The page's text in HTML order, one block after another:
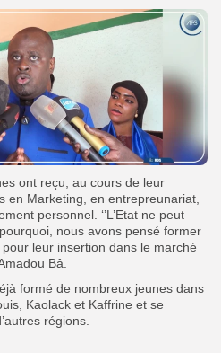
ont reçu, au cours de leur
en Marketing, en entrepreunariat,
personnel. ‘’L’Etat ne peut
nous avons pensé former
leur insertion dans le marché
Bâ.
formé de nombreux jeunes dans
Kaolack et Kaffrine et se
régions.